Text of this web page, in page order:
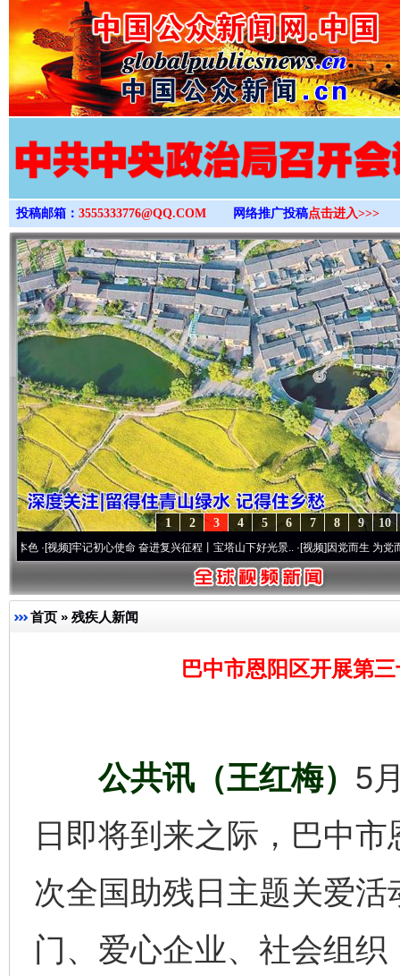
>
投稿邮箱： 3555333776@QQ.COM 网络推广投稿点击进入>>>
10
9
8
7
6
5
4
3
2
1
牢记初心使命 奋进复兴征程丨宝塔山下好光景..·[视频]因党而生 为党而战——百年“
首页 » 残疾人新闻
巴中市恩阳区开展第
公共讯（王红梅） 5
日即将到来之际，巴中
次全国助残日主题关爱
门、爱心企业、社会组